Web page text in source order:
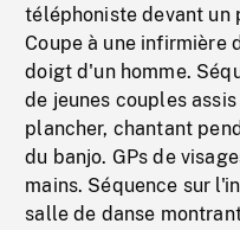
téléphoniste devant un
Coupe à une infirmière
doigt d'un homme.
de jeunes couples
plancher, chantant
du banjo. GPs de
mains. Séquence sur
salle de danse